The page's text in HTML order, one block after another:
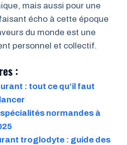
mais aussi pour une
écho à cette époque
du monde est une
personnel et collectif.
:
: tout ce qu’il faut
normandes à
troglodyte : guide des